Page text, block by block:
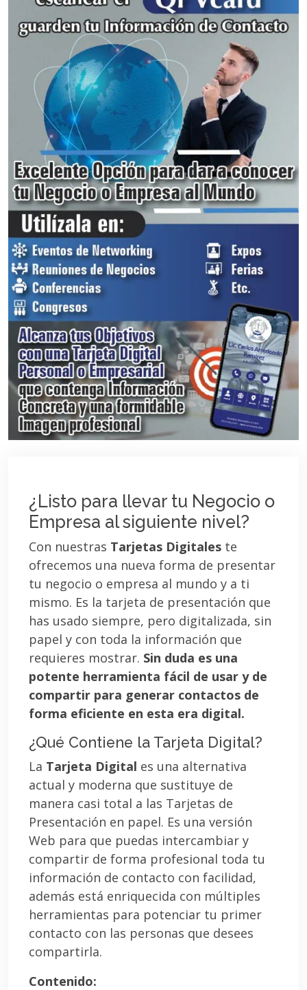
¿Listo para llevar tu Negocio o
Empresa al siguiente nivel?
Con nuestras Tarjetas Digitales te
ofrecemos una nueva forma de presentar
tu negocio o empresa al mundo y a ti
mismo. Es la tarjeta de presentación que
has usado siempre, pero digitalizada, sin
papel y con toda la información que
requieres mostrar. Sin duda es una
potente herramienta fácil de usar y de
compartir para generar contactos de
forma eficiente en esta era digital.
¿Qué Contiene la Tarjeta Digital?
La Tarjeta Digital es una alternativa
actual y moderna que sustituye de
manera casi total a las Tarjetas de
Presentación en papel. Es una versión
Web para que puedas intercambiar y
compartir de forma profesional toda tu
información de contacto con facilidad,
además está enriquecida con múltiples
herramientas para potenciar tu primer
contacto con las personas que desees
compartirla.
Contenido: